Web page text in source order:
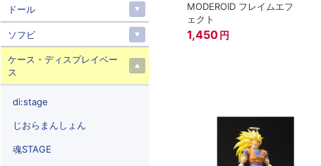
MODEROID フレイムエフ
ェクト
1,450 円
ドール
ソフビ
ケース・ディスプレイベー
ス
di:stage
じおらまんしょん
魂STAGE